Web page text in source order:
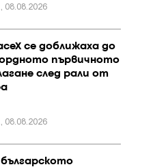
08.08.2026
се доближаха до
първичното
след рали от
08.08.2026
българското